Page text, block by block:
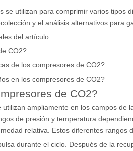
se utilizan para comprimir varios tipos
y el análisis alternativos para
del artículo:
CO2?
de los compresores de CO2?
en los compresores de CO2?
de CO2?
ampliamente en los campos
de presión y temperatura
relativa. Estos diferentes
durante el ciclo. Después de la